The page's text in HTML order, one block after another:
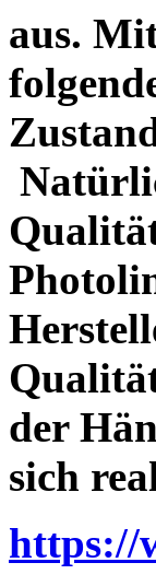
aus.
der
sich
https://